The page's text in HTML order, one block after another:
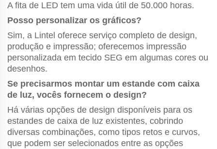
A fita de LED tem uma vida útil de 50.000 horas.
Posso personalizar os gráficos?
Sim, a Lintel oferece serviço completo de design,
produção e impressão; oferecemos impressão
personalizada em tecido SEG em algumas cores ou
desenhos.
Se precisarmos montar um estande com caixa
de luz, vocês fornecem o design?
Há várias opções de design disponíveis para os
estandes de caixa de luz existentes, cobrindo
diversas combinações, como tipos retos e curvos,
que podem ser selecionados entre as opções